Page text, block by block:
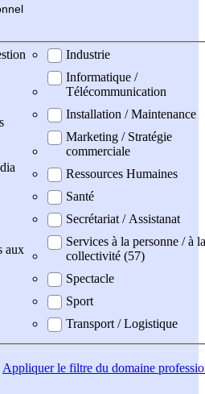
aux
Industrie
Informatique /
Télécommunication
Installation / Maintenance
Marketing / Stratégie
commerciale
Ressources Humaines
Santé
Secrétariat / Assistanat
Services à la personne / à la
collectivité (57)
Spectacle
Sport
Transport / Logistique
Appliquerle filtre du domaine